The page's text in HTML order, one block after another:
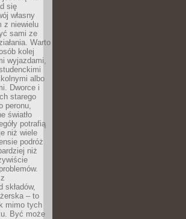
się
własny
z niewielu
sami ze
Warto
kolej
wyjazdami,
albo
Dworce i
starego
peronu,
światło
potrafią
niż wiele
podróż
niż
składów,
– to
mimo tych
Być może